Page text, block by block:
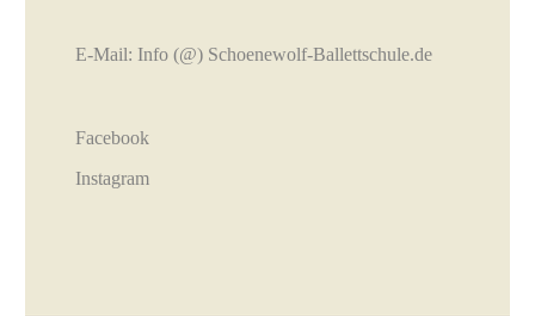
E-Mail: Info (@) Schoenewolf-Ballettschule.de
Facebook
Instagram